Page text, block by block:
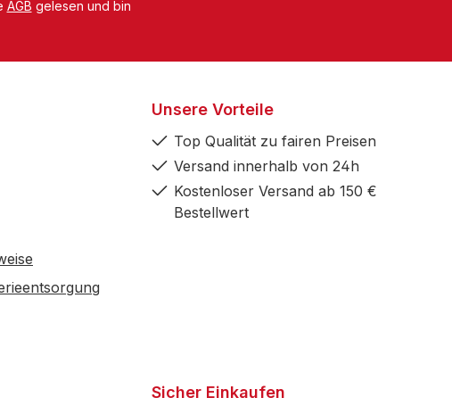
AGB gelesen und bin
Unsere Vorteile
Top Qualität zu fairen Preisen
Versand innerhalb von 24h
Kostenloser Versand ab 150 €
Bestellwert
Sicher Einkaufen